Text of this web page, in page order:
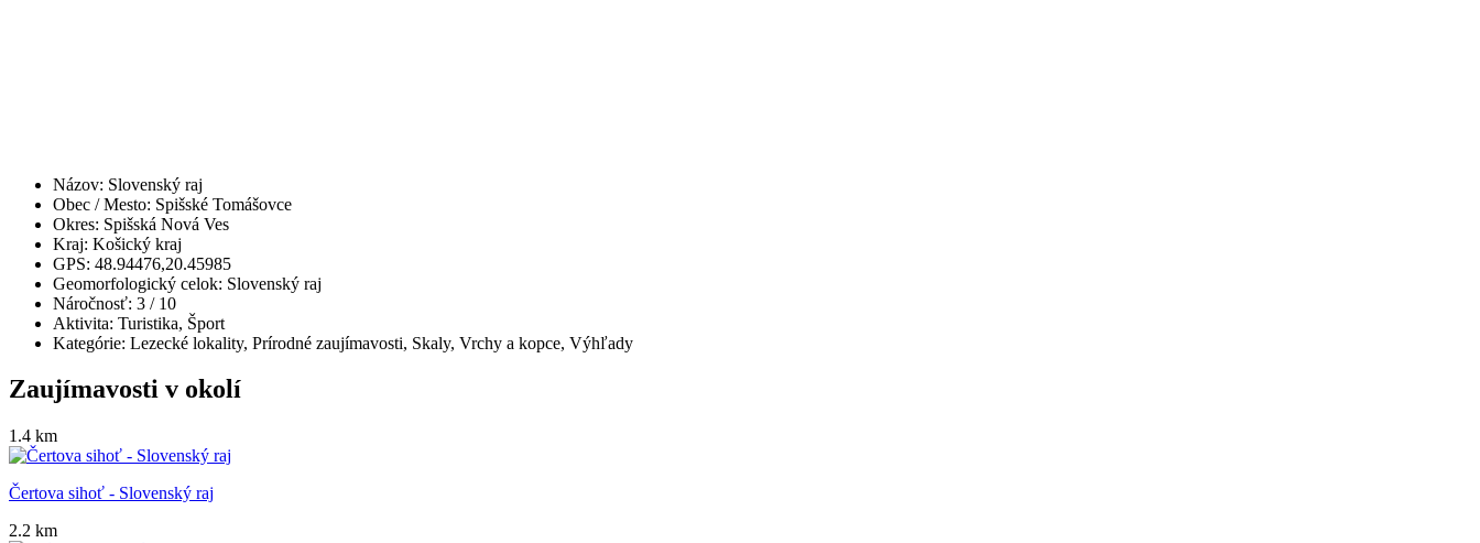
Názov: Slovenský raj
Obec / Mesto: Spišské Tomášovce
Okres: Spišská Nová Ves
Kraj: Košický kraj
GPS: 48.94476,20.45985
Geomorfologický celok: Slovenský raj
Náročnosť: 3 / 10
Aktivita: Turistika, Šport
Kategórie: Lezecké lokality, Prírodné zaujímavosti, Skaly, Vrchy a kopce, Výhľady
Zaujímavosti v okolí
1.4 km
Čertova sihoť - Slovenský raj
2.2 km